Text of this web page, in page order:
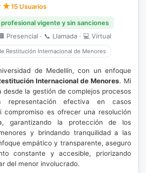
15 Usuarios
vigente y sin sanciones
Presencial · 📞 Llamada · 💻 Virtual
Restitución Internacional de Menores
de Medellín, con un enfoque
Internacional de Menores. Mi
desde la gestión de complejos procesos
representación efectiva en casos
compromiso es ofrecer una resolución
garantizando la protección de los
y brindando tranquilidad a las
empático y transparente, aseguro
constante y accesible, priorizando
del menor involucrado.